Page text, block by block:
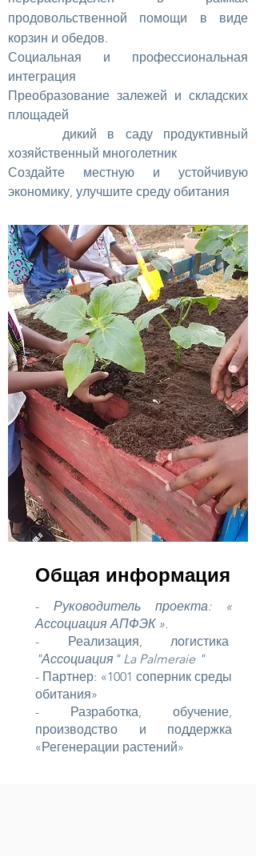
продовольственной помощи в виде
корзин и обедов.
Социальная и профессиональная
интеграция
Преобразование залежей и складских
площадей
дикий в саду продуктивный
хозяйственный многолетник
Создайте местную и устойчивую
экономику, улучшите среду обитания
Общая информация
- Руководитель проекта: «
Ассоциация АПФЭК».
- Реализация, логистика
"Ассоциация" La Palmeraie "
- Партнер: «1001 соперник среды
обитания»
- Разработка, обучение,
производство и поддержка
«Регенерации растений»